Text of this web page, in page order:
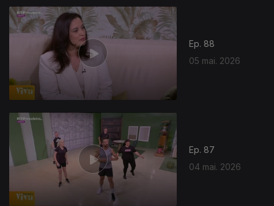
Ep. 88
05 mai. 2026
Ep. 87
04 mai. 2026
926329